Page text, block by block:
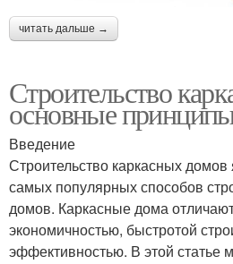
читать дальше →
Строительство
основные
Введение
Строительство каркасных
самых популярных способов
домов. Каркасные дома
экономичностью, быстротой
эффективностью. В этой статье